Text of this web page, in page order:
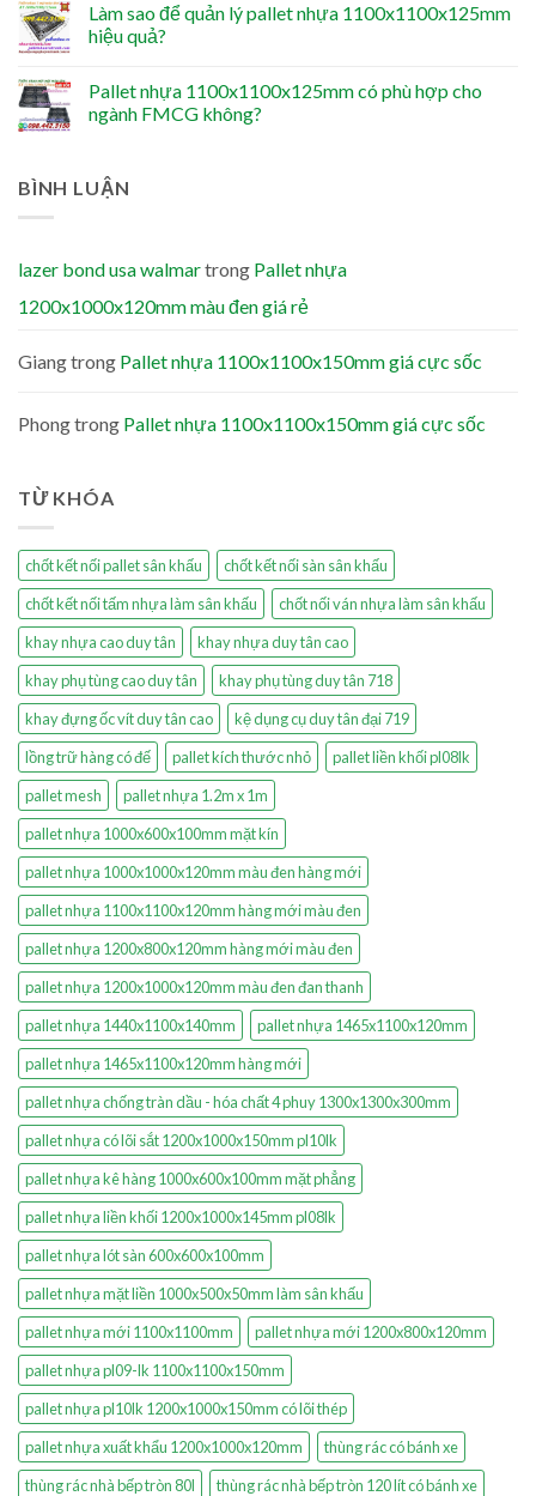
Làm sao để quản lý pallet nhựa 1100x1100x125mm
hiệu quả?
Pallet nhựa 1100x1100x125mm có phù hợp cho
ngành FMCG không?
BÌNH LUẬN
lazer bond usa walmartrong Pallet nhựa
1200x1000x120mm màu đen giá rẻ
Giangtrong Pallet nhựa 1100x1100x150mm giá cực sốc
Phongtrong Pallet nhựa 1100x1100x150mm giá cực sốc
TỪ KHÓA
chốt kết nối pallet sân khấu
chốt kết nối sàn sân khấu
chốt kết nối tấm nhựa làm sân khấu
chốt nối ván nhựa làm sân khấu
khay nhựa cao duy tân
khay nhựa duy tân cao
khay phụ tùng cao duy tân
khay phụ tùng duy tân 718
khay đựng ốc vít duy tân cao
kệ dụng cụ duy tân đại 719
lồng trữ hàng có đế
pallet kích thước nhỏ
pallet liền khối pl08lk
pallet mesh
pallet nhựa 1.2m x 1m
pallet nhựa 1000x600x100mm mặt kín
pallet nhựa 1000x1000x120mm màu đen hàng mới
pallet nhựa 1100x1100x120mm hàng mới màu đen
pallet nhựa 1200x800x120mm hàng mới màu đen
pallet nhựa 1200x1000x120mm màu đen đan thanh
pallet nhựa 1440x1100x140mm
pallet nhựa 1465x1100x120mm
pallet nhựa 1465x1100x120mm hàng mới
pallet nhựa chống tràn dầu - hóa chất 4 phuy 1300x1300x300mm
pallet nhựa có lõi sắt 1200x1000x150mm pl10lk
pallet nhựa kê hàng 1000x600x100mm mặt phẳng
pallet nhựa liền khối 1200x1000x145mm pl08lk
pallet nhựa lót sàn 600x600x100mm
pallet nhựa mặt liền 1000x500x50mm làm sân khấu
pallet nhựa mới 1100x1100mm
pallet nhựa mới 1200x800x120mm
pallet nhựa pl09-lk 1100x1100x150mm
pallet nhựa pl10lk 1200x1000x150mm có lõi thép
pallet nhựa xuất khẩu 1200x1000x120mm
thùng rác có bánh xe
thùng rác nhà bếp tròn 80l
thùng rác nhà bếp tròn 120 lít có bánh xe